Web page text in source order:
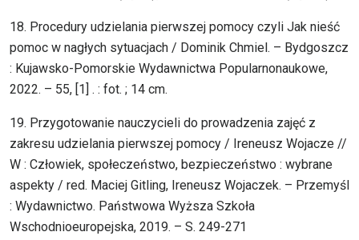
18. Procedury udzielania pierwszej pomocy czyli Jak nieść
pomoc w nagłych sytuacjach / Dominik Chmiel. – Bydgoszcz
: Kujawsko-Pomorskie Wydawnictwa Popularnonaukowe,
2022. – 55, [1] . : fot. ; 14 cm.
19. Przygotowanie nauczycieli do prowadzenia zajęć z
zakresu udzielania pierwszej pomocy / Ireneusz Wojacze //
W : Człowiek, społeczeństwo, bezpieczeństwo : wybrane
aspekty / red. Maciej Gitling, Ireneusz Wojaczek. – Przemyśl
: Wydawnictwo. Państwowa Wyższa Szkoła
Wschodnioeuropejska, 2019. – S. 249-271